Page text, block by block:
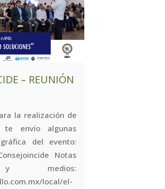
– REUNIÓN
la realización de
te envío algunas
del evento:
Notas
medios:
local/el-